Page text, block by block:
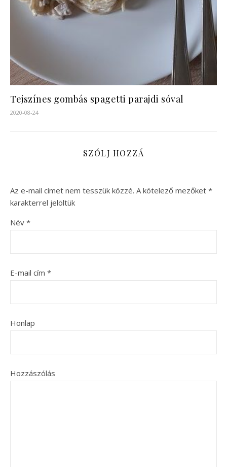
Tejszínes gombás spagetti parajdi sóval
2020-08-24
SZÓLJ HOZZÁ
Az e-mail címet nem tesszük közzé. A kötelező mezőket *
karakterrel jelöltük
Név *
E-mail cím *
Honlap
Hozzászólás